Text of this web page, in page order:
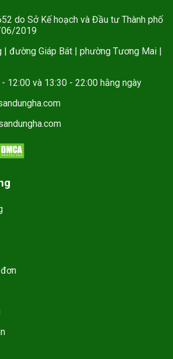
do Sở Kế hoạch và Đầu tư Thành phố
06/2019
đường Giáp Bát | phường Tương Mai |
12:00 và 13:30 - 22:00 hằng ngày